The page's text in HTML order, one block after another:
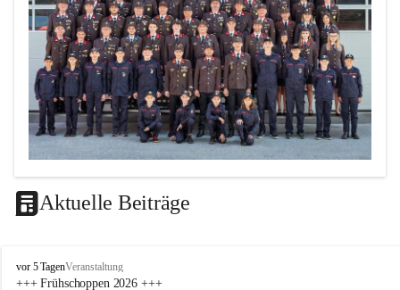
Aktuelle Beiträge
F
F
vor 5 TagenVeranstaltung
+++ Frühschoppen 2026 +++